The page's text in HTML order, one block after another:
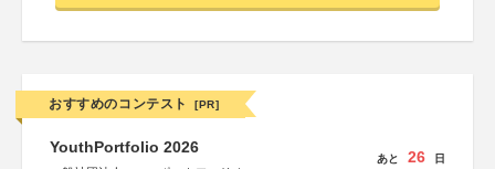
おすすめのコンテスト [PR]
YouthPortfolio 2026
あと 26 日